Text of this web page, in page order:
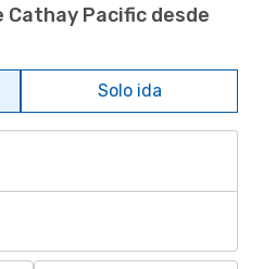
Cathay Pacific desde
Solo ida